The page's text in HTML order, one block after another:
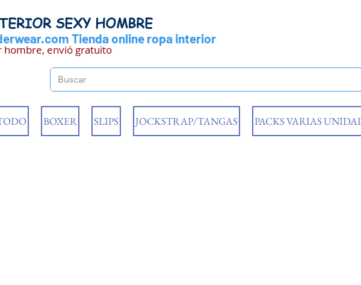
SEXY HOMBRE
Tienda online ropa interior
hombre, envió gratuito
BOXER SLIPS JOCKSTRAP/TANGAS PACKS VARIAS